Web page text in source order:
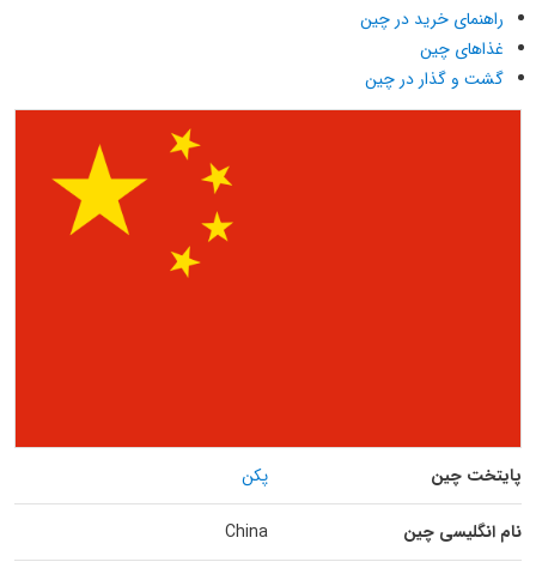
راهنمای خرید در چین
غذاهای چین
گشت و گذار در چین
پایتخت چین پکن
نام انگلیسی چین China